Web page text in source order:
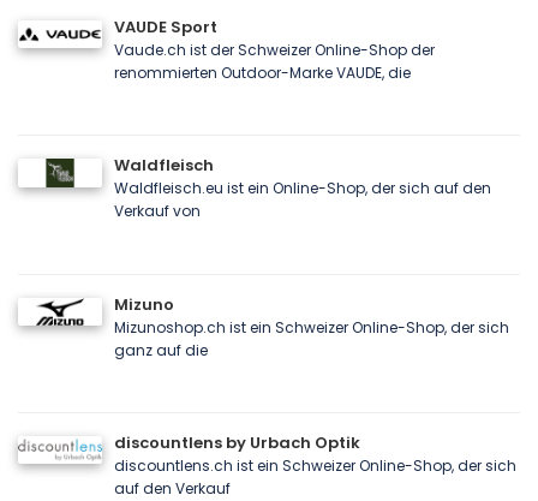
VAUDE Sport
Vaude.ch ist der Schweizer Online-Shop der
renommierten Outdoor-Marke VAUDE, die
Waldfleisch
Waldfleisch.eu ist ein Online-Shop, der sich auf den
Verkauf von
Mizuno
Mizunoshop.ch ist ein Schweizer Online-Shop, der sich
ganz auf die
discountlens by Urbach Optik
discountlens.ch ist ein Schweizer Online-Shop, der sich
auf den Verkauf